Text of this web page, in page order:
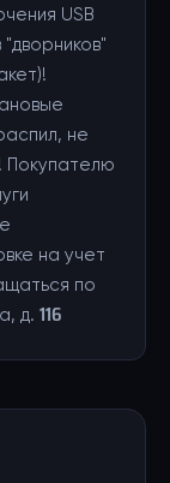
USB
не
Покупателю
на учет
по
д. 116